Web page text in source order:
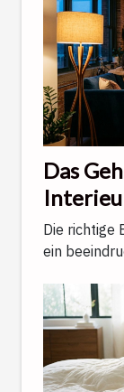
Das
Auge
Die richtige
ein